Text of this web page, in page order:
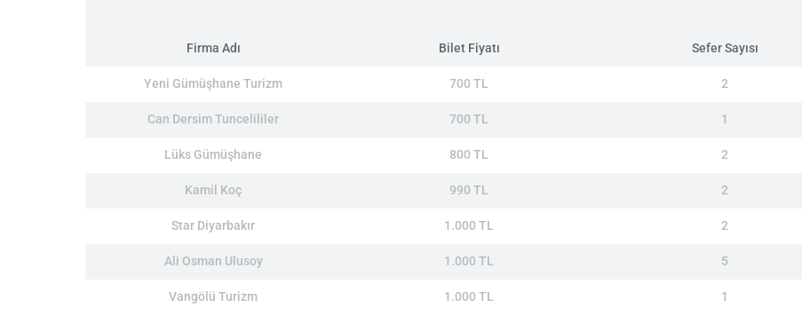
Firma Adı Bilet Fiyatı Sefer Sayısı
Yeni Gümüşhane Turizm 700 TL 2
Can Dersim Tuncelililer 700 TL 1
Lüks Gümüşhane 800 TL 2
Kamil Koç 990 TL 2
Star Diyarbakır 1.000 TL 2
Ali Osman Ulusoy 1.000 TL 5
Vangölü Turizm 1.000 TL 1